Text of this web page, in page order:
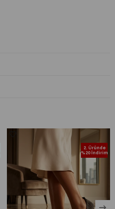
2. Üründe
%20 İndirim